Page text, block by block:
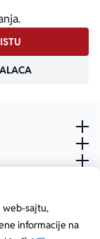
web-sajtu,
informacije na